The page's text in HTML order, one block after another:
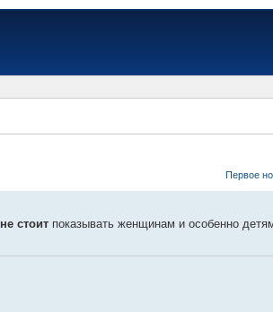
Первое
не стоит показывать женщинам и особенно